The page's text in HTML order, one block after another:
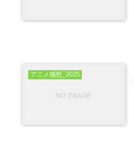
アニメ感想_2025